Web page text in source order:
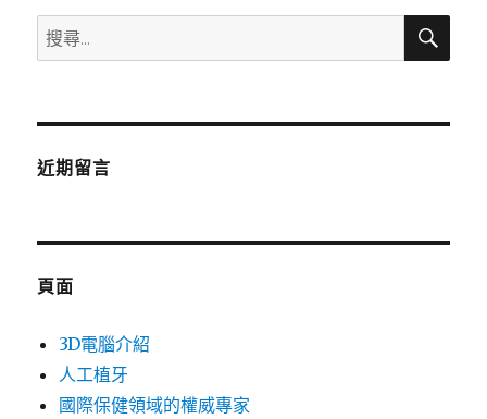
搜
尋
鍵
搜
近期留言
頁面
3D電腦介紹
人工植牙
國際保健領域的權威專家